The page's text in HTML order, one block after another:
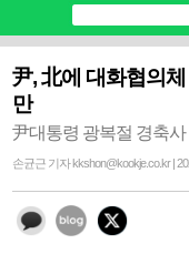
尹, 北에 대화협의
만
尹대통령 광복절 경축사
손균근 기자 kkshon@kookje.co.kr |